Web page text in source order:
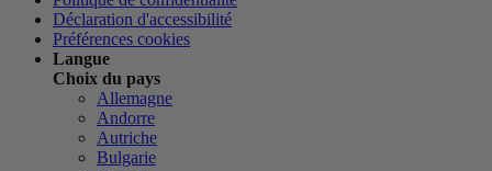
Déclaration d'accessibilité
Préférences cookies
Langue
Choix du pays
Allemagne
Andorre
Autriche
Bulgarie